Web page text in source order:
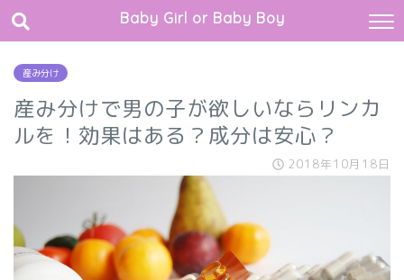
Baby Girl or Baby Boy
産み分け
産み分けで男の子が欲しいならリンカ
ルを！効果はある？成分は安心？
2018年10月18日